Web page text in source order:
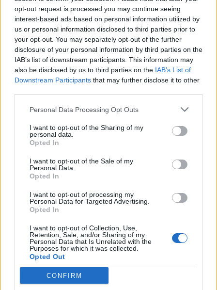
opt-out request is processed you may continue seeing
interest-based ads based on personal information utilized by
us or personal information disclosed to third parties prior to
your opt-out. You may separately opt-out of the further
disclosure of your personal information by third parties on the
IAB’s list of downstream participants. This information may
also be disclosed by us to third parties on the IAB’s List of
Downstream Participants that may further disclose it to other
Personal Data Processing Opt Outs
I want to opt-out of the Sharing of my
personal data.
Opted In
I want to opt-out of the Sale of my
Personal Data.
Opted In
I want to opt-out of processing my
Personal Data for Targeted Advertising.
Opted In
I want to opt-out of Collection, Use,
Retention, Sale, and/or Sharing of my
Personal Data that Is Unrelated with the
Purposes for which it was collected.
Opted Out
CONFIRM
sobotainfo.com•mariborinfo.com• ptujinfo.com• pomurec.com
dolenjskainfo.com
ljubljanainfo.com gorenjskainfo.com
tvidea.si
Vse pravice pridržane © 2026
Tematike
Lokalno
Svet
Gospodarstvo
Zdravje
Šport
Kultura
Scena
Zadnje novice
Dogodki
Igre
Mali oglasi
Kdo smo
Oglaševanje
Izjava o dostopnosti